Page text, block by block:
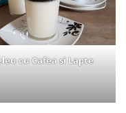
cu Cafea si Lapte